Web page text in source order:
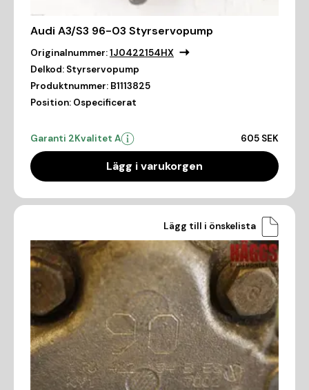
Audi A3/S3 96-03 Styrservopump
Originalnummer:1J0422154HX
Delkod: Styrservopump
Produktnummer: B1113825
Position: Ospecificerat
Garanti 2Kvalitet A 605 SEK
Lägg i varukorgen
Lägg till i önskelista